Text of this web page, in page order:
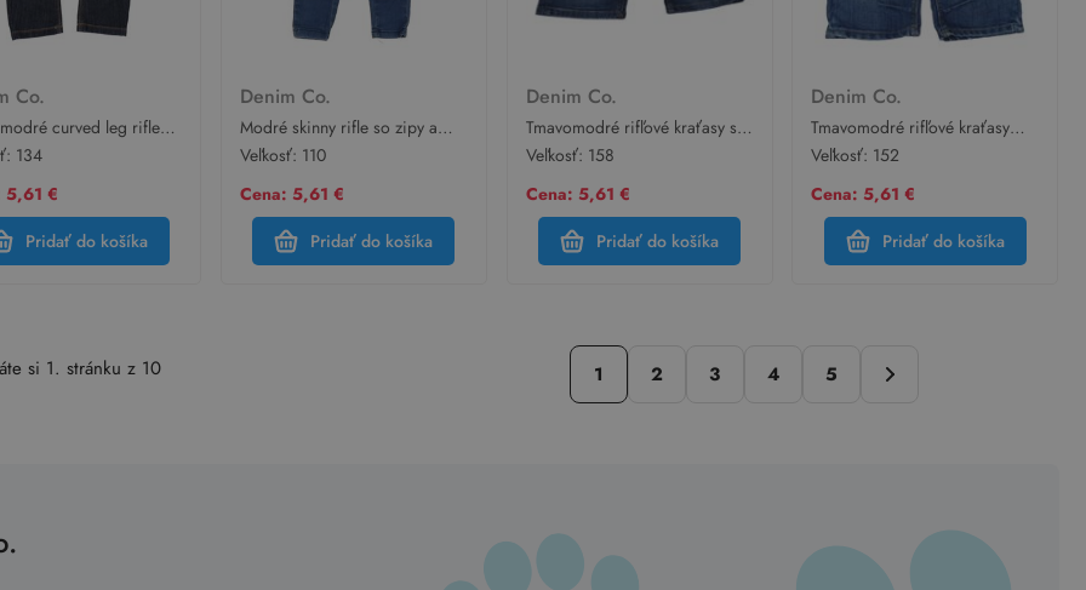
Co.
curved leg rifle
Co.134
5,61 €
Pridať do košíka
Denim Co.
Modré skinny rifle so zipy a
žebrováním Denim Co.
Veľkosť: 110
Cena: 5,61 €
Pridať do košíka
Denim Co.
Tmavomodré rifľové kraťasy s
dierami Denim Co.
Veľkosť: 158
Cena: 5,61 €
Pridať do košíka
Denim Co.
Tmavomodré rifľové kraťasy
Denim Co.
Veľkosť: 152
Cena: 5,61 €
Pridať do košíka
si 1. stránku z 10 1 2 3 4 5